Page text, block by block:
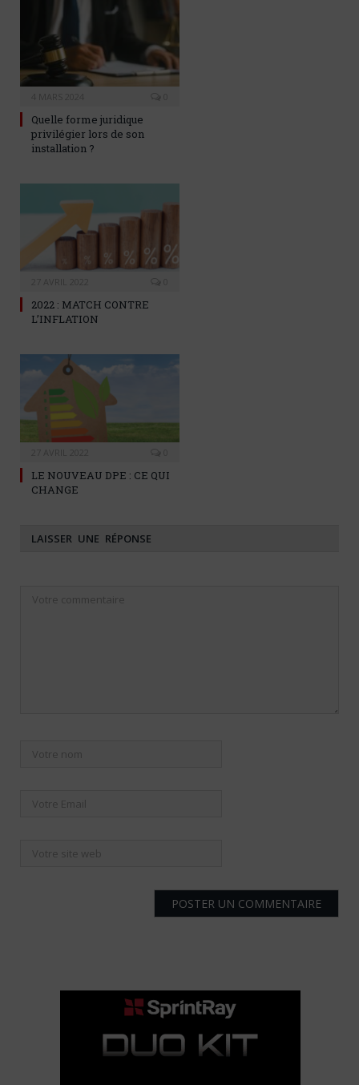
Quelle forme juridique
privilégier lors de son
installation ?
2022 : MATCH CONTRE
L’INFLATION
LE NOUVEAU DPE : CE QUI
CHANGE
LAISSER UNE RÉPONSE